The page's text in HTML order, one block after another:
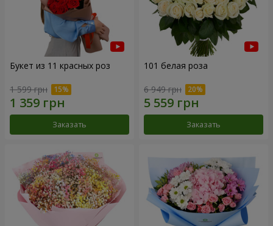
Букет из 11 красных роз
1 599 грн
Заказать
101 белая роза
6 949 грн
Заказать